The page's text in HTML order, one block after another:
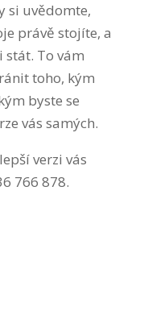
si uvědomte,
právě stojíte, a
stát. To vám
toho, kým
byste se
vás samých.
verzi vás
766 878.